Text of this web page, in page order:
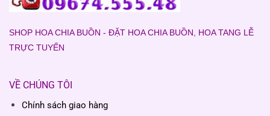
SHOP HOA CHIA BUỒN - ĐẶT HOA CHIA BUỒN, HOA TANG LỄ
TRỰC TUYẾN
VỀ CHÚNG TÔI
Chính sách giao hàng